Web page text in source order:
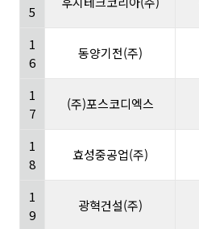
5
1
6
동양기전(주)
1
7
(주)포스코디엑스
1
8
효성중공업(주)
1
9
광혁건설(주)